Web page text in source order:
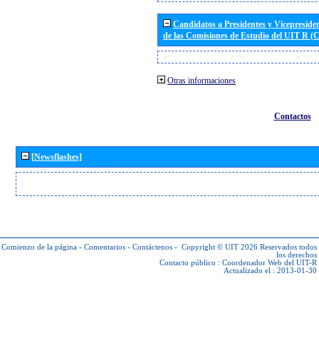
Candidatos a Presidentes y
de las Comisiones de Estudio del UIT R
Otras informaciones
Contactos
[Newsflashes]
Comienzo de la página - Comentarios - Contáctenos - Copyright © UIT 2026 Reservados todos
los derechos
Contacto público : Coordenador Web del UIT-R
Actualizado el : 2013-01-30